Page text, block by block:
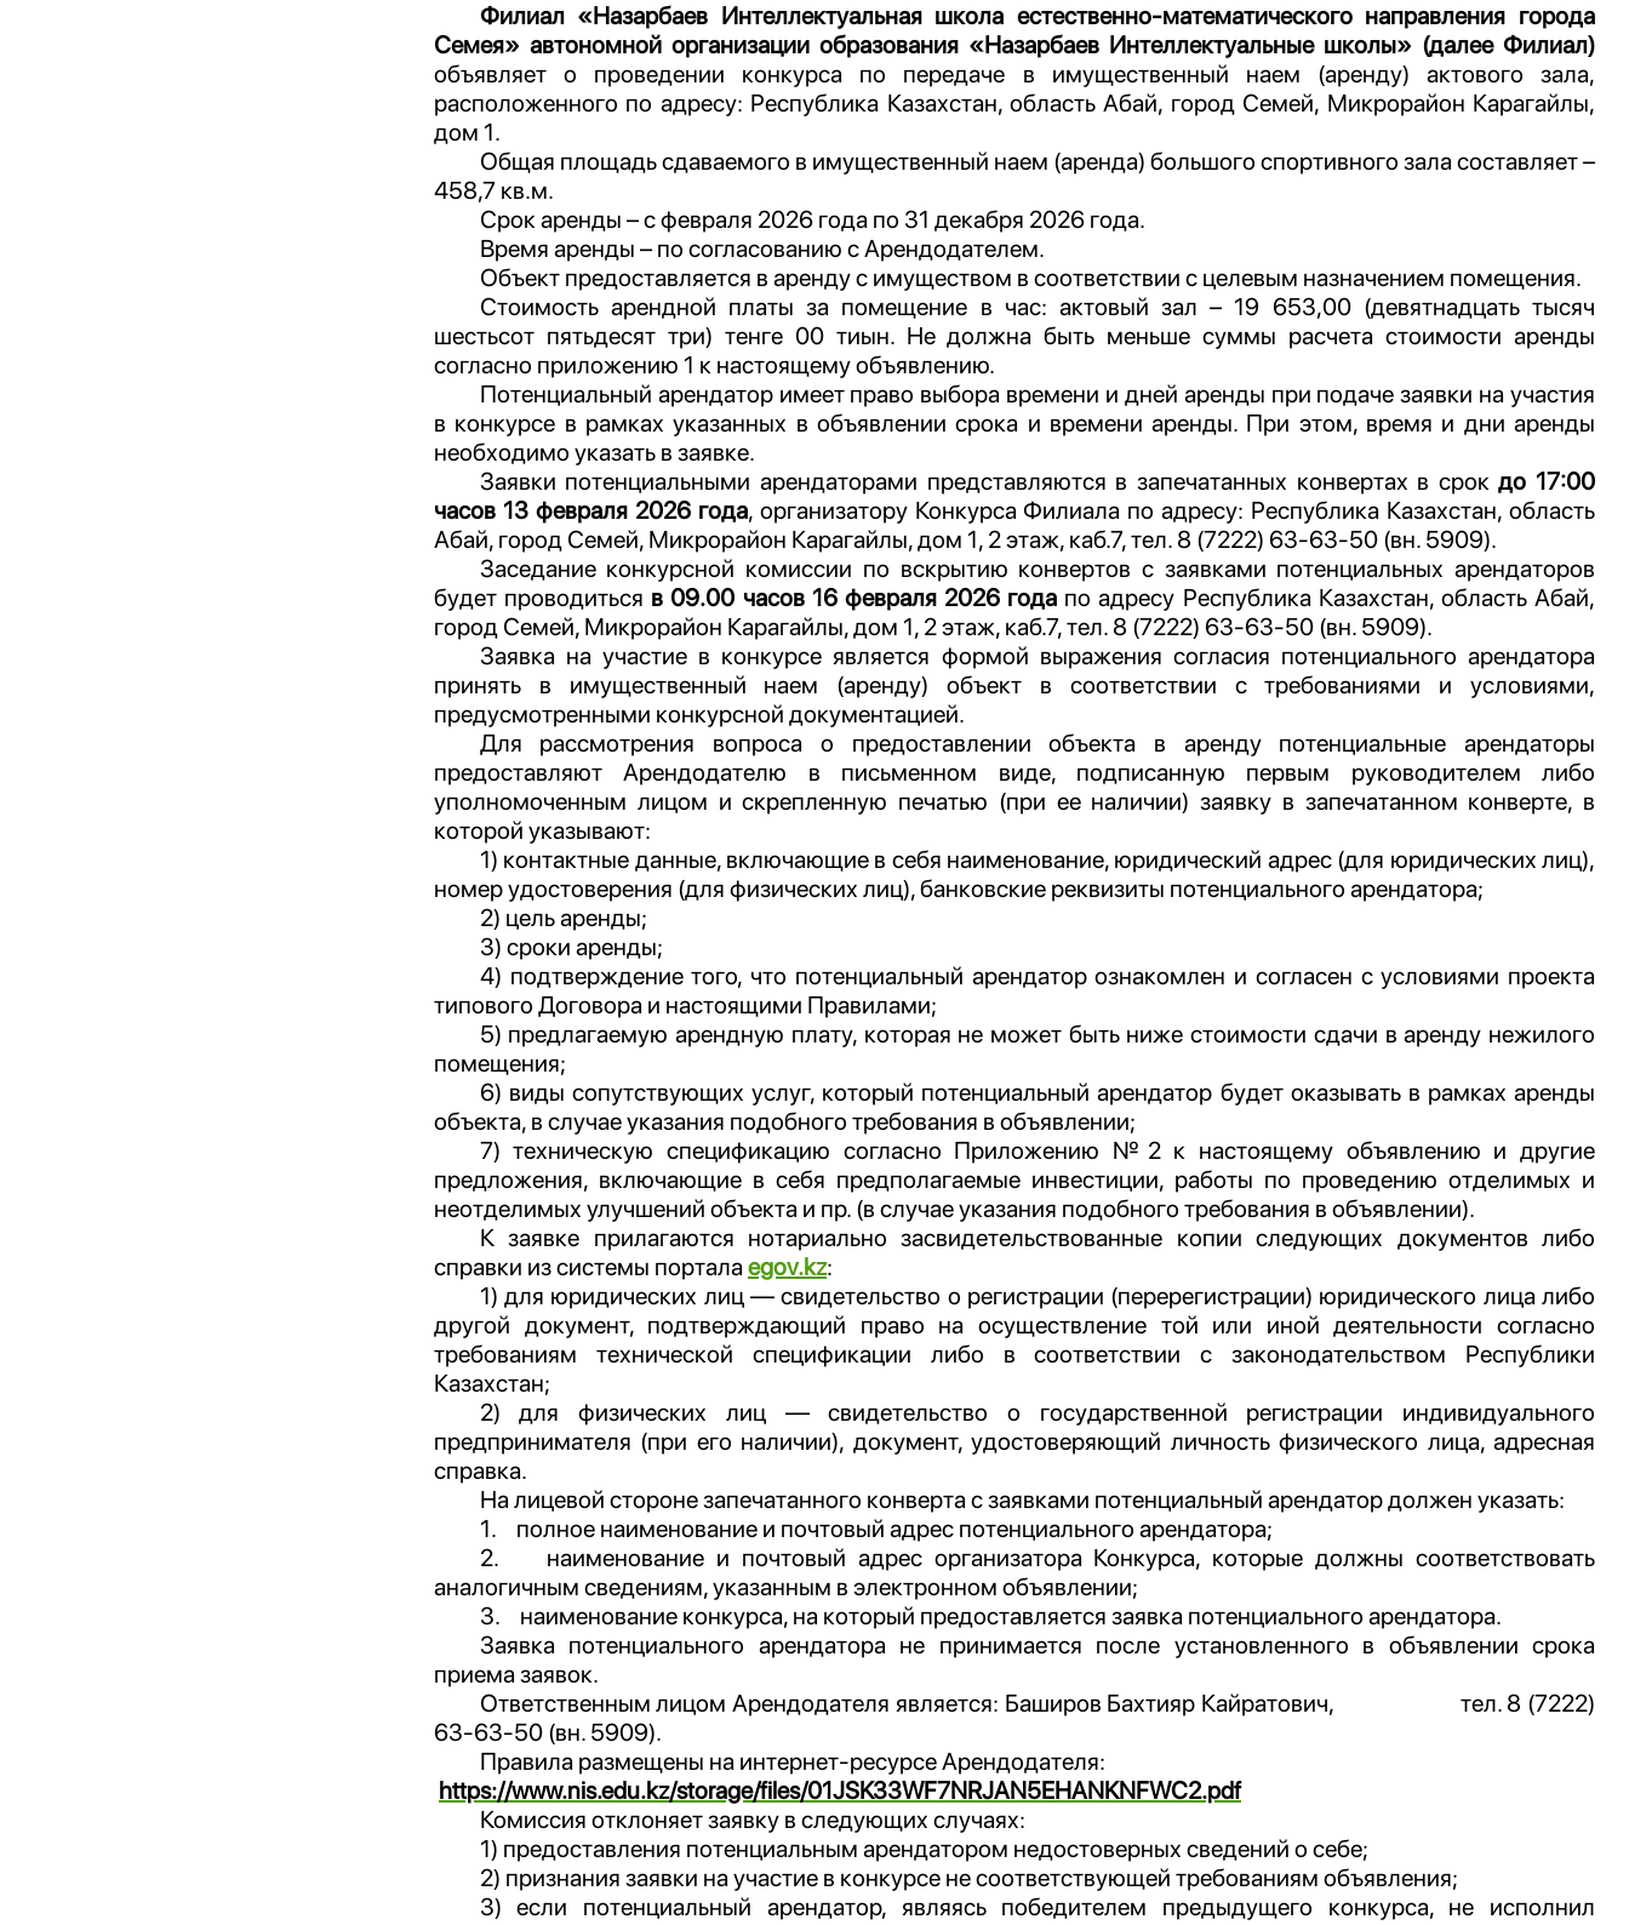
Филиал «Назарбаев Интеллектуальная школа естественно-математического направления города
Семея» автономной организации образования «Назарбаев Интеллектуальные школы» (далее Филиал)
объявляет о проведении конкурса по передаче в имущественный наем (аренду) актового зала,
расположенного по адресу: Республика Казахстан, область Абай, город Семей, Микрорайон Карагайлы,
дом 1.
Общая площадь сдаваемого в имущественный наем (аренда) большого спортивного зала составляет –
458,7 кв.м.
Срок аренды –с февраля 2026 года по 31 декабря 2026 года.
Время аренды – по согласованию с Арендодателем.
Объект предоставляется в аренду с имуществом в соответствии с целевым назначением помещения.
Стоимость арендной платы за помещение в час: актовый зал – 19 653,00 (девятнадцать тысяч
шестьсот пятьдесят три) тенге 00 тиын.Не должна быть меньше суммы расчета стоимости аренды
согласно приложению 1 к настоящему объявлению.
Потенциальный арендатор имеет право выбора времени и дней аренды при подаче заявки на участия
в конкурсе в рамках указанных в объявлении срока и времени аренды. При этом, время и дни аренды
необходимо указать в заявке.
Заявки потенциальными арендаторами представляются в запечатанных конвертах в срокдо 17:00
часов 13 февраля 2026 года, организатору Конкурса Филиала по адресу: Республика Казахстан, область
Абай, город Семей, Микрорайон Карагайлы, дом 1, 2 этаж, каб.7, тел. 8 (7222) 63-63-50 (вн. 5909).
Заседание конкурсной комиссии по вскрытию конвертов с заявками потенциальных арендаторов
будет проводиться в 09.00 часов 16 февраля 2026 года по адресу Республика Казахстан, область Абай,
город Семей, Микрорайон Карагайлы, дом 1, 2 этаж, каб.7, тел. 8 (7222) 63-63-50 (вн. 5909).
Заявка на участие в конкурсе является формой выражения согласия потенциального арендатора
принять в имущественный наем (аренду) объект в соответствии с требованиями и условиями,
предусмотренными конкурсной документацией.
Для рассмотрения вопроса о предоставлении объекта в аренду потенциальные арендаторы
предоставляют Арендодателю в письменном виде, подписанную первым руководителем либо
уполномоченным лицом и скрепленную печатью (при ее наличии) заявку в запечатанном конверте, в
которой указывают:
1) контактные данные, включающие в себя наименование, юридический адрес (для юридических лиц),
номер удостоверения (для физических лиц), банковские реквизиты потенциального арендатора;
2) цель аренды;
3) сроки аренды;
4) подтверждение того, что потенциальный арендатор ознакомлен и согласен с условиями проекта
типового Договора и настоящими Правилами;
5) предлагаемую арендную плату, которая не может быть ниже стоимости сдачи в аренду нежилого
помещения;
6) виды сопутствующих услуг, который потенциальный арендатор будет оказывать в рамках аренды
объекта, в случае указания подобного требования в объявлении;
7) техническую спецификацию согласно Приложению №2 к настоящему объявлению и другие
предложения, включающие в себя предполагаемые инвестиции, работы по проведению отделимых и
неотделимых улучшений объекта и пр. (в случае указания подобного требования в объявлении).
К заявке прилагаются нотариально засвидетельствованные копии следующих документов либо
справки из системы портала egov.kz:
1) для юридических лиц — свидетельство о регистрации (перерегистрации) юридического лица либо
другой документ, подтверждающий право на осуществление той или иной деятельности согласно
требованиям технической спецификации либо в соответствии с законодательством Республики
Казахстан;
2) для физических лиц — свидетельство о государственной регистрации индивидуального
предпринимателя (при его наличии), документ, удостоверяющий личность физического лица, адресная
справка.
На лицевой стороне запечатанного конверта с заявками потенциальный арендатор должен указать:
1.
полное наименование и почтовый адрес потенциального арендатора;
2.
наименование и почтовый адрес организатора Конкурса, которые должны соответствовать
аналогичным сведениям, указанным в электронном объявлении;
3.
наименование конкурса, на который предоставляется заявка потенциального арендатора.
Заявка потенциального арендатора не принимается после установленного в объявлении срока
приема заявок.
Ответственным лицом Арендодателя является: Баширов Бахтияр Кайратович,
тел. 8 (7222)
63-63-50 (вн. 5909).
Правила размещены на интернет-ресурсе Арендодателя:
https://www.nis.edu.kz/storage/files/01JSK33WF7NRJAN5EHANKNFWC2.pdf
Комиссия отклоняет заявку в следующих случаях:
1) предоставления потенциальным арендатором недостоверных сведений о себе;
2) признания заявки на участие в конкурсе не соответствующей требованиям объявления;
3) если потенциальный арендатор, являясь победителем предыдущего конкурса, не исполнил